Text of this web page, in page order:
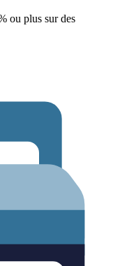
ou plus sur des